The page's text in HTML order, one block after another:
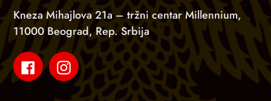
Kneza Mihajlova 21a – tržni centar Millennium,
11000 Beograd, Rep. Srbija
FacebookInstagram